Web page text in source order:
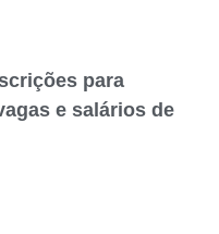
para
e salários de